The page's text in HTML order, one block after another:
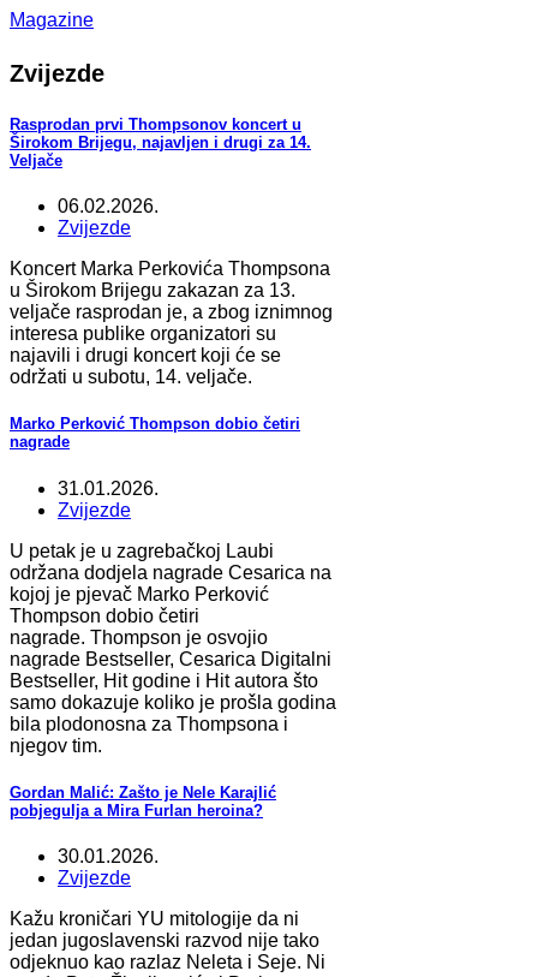
Magazine
Zvijezde
Rasprodan prvi Thompsonov koncert u
Širokom Brijegu, najavljen i drugi za 14.
Veljače
06.02.2026.
Zvijezde
Koncert Marka Perkovića Thompsona
u Širokom Brijegu zakazan za 13.
veljače rasprodan je, a zbog iznimnog
interesa publike organizatori su
najavili i drugi koncert koji će se
održati u subotu, 14. veljače.
Marko Perković Thompson dobio četiri
nagrade
31.01.2026.
Zvijezde
U petak je u zagrebačkoj Laubi
održana dodjela nagrade Cesarica na
kojoj je pjevač Marko Perković
Thompson dobio četiri
nagrade. Thompson je osvojio
nagrade Bestseller, Cesarica Digitalni
Bestseller, Hit godine i Hit autora što
samo dokazuje koliko je prošla godina
bila plodonosna za Thompsona i
njegov tim.
Gordan Malić: Zašto je Nele Karajlić
pobjegulja a Mira Furlan heroina?
30.01.2026.
Zvijezde
Kažu kroničari YU mitologije da ni
jedan jugoslavenski razvod nije tako
odjeknuo kao razlaz Neleta i Seje. Ni